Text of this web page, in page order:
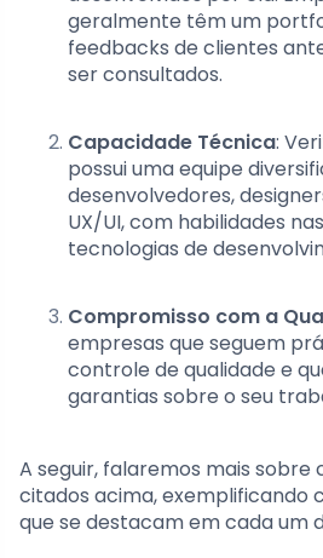
geralmente têm um
feedbacks de clientes
ser consultados.
Capacidade Técnica:
possui uma equipe
desenvolvedores,
UX/UI, com habilidades
tecnologias de
Compromisso com a
empresas que seguem
controle de qualidade e
garantias sobre o seu
A seguir, falaremos mais sobre
citados acima, exemplificando
que se destacam em cada um